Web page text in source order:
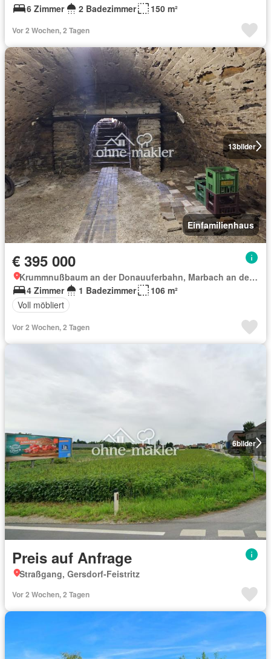
6 Zimmer
2 Badezimmer 150 m²
Vor 2 Wochen, 2 Tagen
13bilder
Einfamilienhaus
€ 395 000
Krummnußbaum an der Donauuferbahn, Marbach an der Donau
4 Zimmer
1 Badezimmer
106 m²
Voll möbliert
Vor 2 Wochen, 2 Tagen
6bilder
Preis auf Anfrage
Straßgang, Gersdorf-Feistritz
Vor 2 Wochen, 2 Tagen